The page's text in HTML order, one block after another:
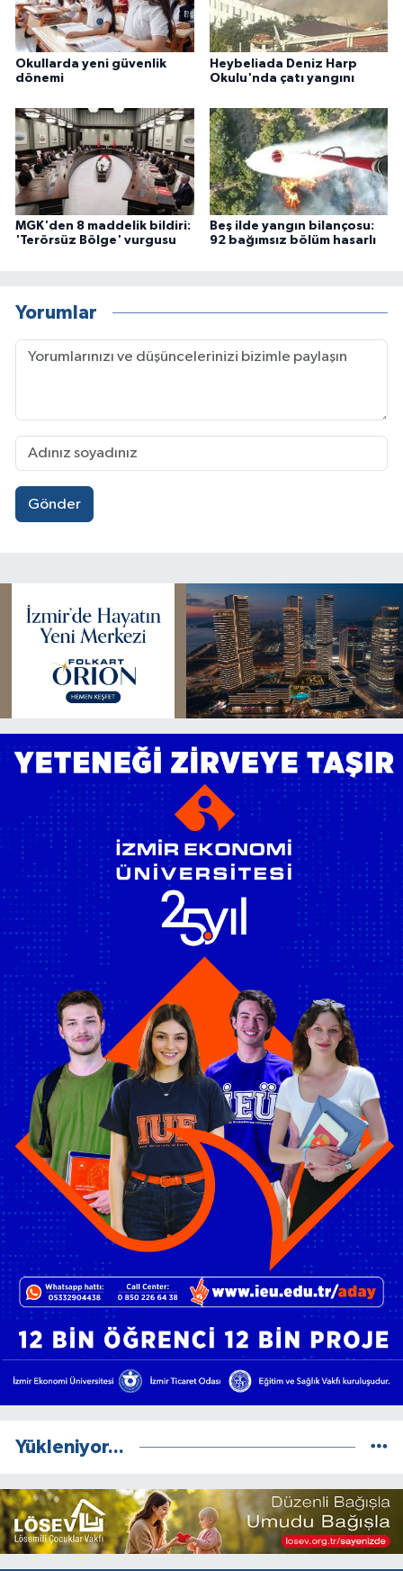
Okullarda yeni güvenlik
dönemi
Heybeliada Deniz Harp
Okulu'nda çatı yangını
MGK'den 8 maddelik bildiri:
'Terörsüz Bölge' vurgusu
Beş ilde yangın bilançosu:
92 bağımsız bölüm hasarlı
Yorumlar
Gönder
Yükleniyor...